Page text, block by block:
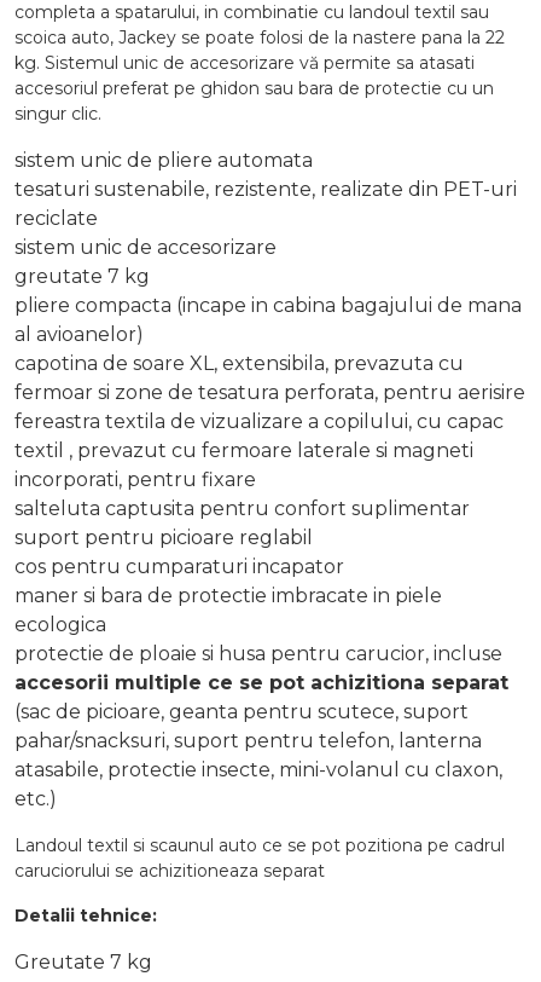
completa a spatarului, in combinatie cu landoul textil sau
scoica auto, Jackey se poate folosi de la nastere pana la 22
kg. Sistemul unic de accesorizare vă permite sa atasati
accesoriul preferat pe ghidon sau bara de protectie cu un
singur clic.
sistem unic de pliere automata
tesaturi sustenabile, rezistente, realizate din PET-uri
reciclate
sistem unic de accesorizare
greutate 7 kg
pliere compacta (incape in cabina bagajului de mana
al avioanelor)
capotina de soare XL, extensibila, prevazuta cu
fermoar si zone de tesatura perforata, pentru aerisire
fereastra textila de vizualizare a copilului, cu capac
textil , prevazut cu fermoare laterale si magneti
incorporati, pentru fixare
salteluta captusita pentru confort suplimentar
suport pentru picioare reglabil
cos pentru cumparaturi incapator
maner si bara de protectie imbracate in piele
ecologica
protectie de ploaie si husa pentru carucior, incluse
accesorii multiple ce se pot achizitiona separat
(sac de picioare, geanta pentru scutece, suport
pahar/snacksuri, suport pentru telefon, lanterna
atasabile, protectie insecte, mini-volanul cu claxon,
etc.)
Landoul textil si scaunul auto ce se pot pozitiona pe cadrul
caruciorului se achizitioneaza separat
Detalii tehnice:
Greutate 7 kg